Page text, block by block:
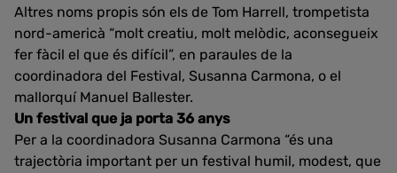
Altres noms propis són els de Tom Harrell, trompetista
nord-americà “molt creatiu, molt melòdic, aconsegueix
fer fàcil el que és difícil”, en paraules de la
coordinadora del Festival, Susanna Carmona, o el
mallorquí Manuel Ballester.
Un festival que ja porta 36 anys
Per a la coordinadora Susanna Carmona “és una
trajectòria important per un festival humil, modest, que